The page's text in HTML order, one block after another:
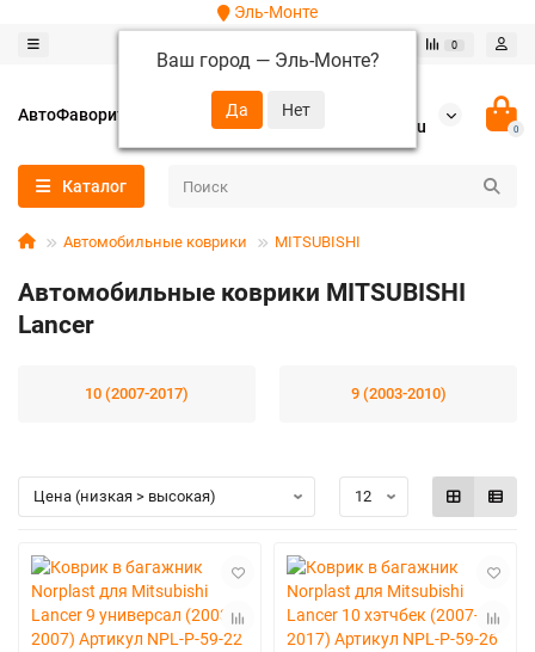
Эль-Монте
Ваш город — Эль-Монте?
0
АвтоФаворит
+7 (952) 288-64-62
autofavorit-spb@yandex.ru
0
Каталог
Автомобильные коврики MITSUBISHI
Автомобильные коврики MITSUBISHI
Lancer
10 (2007-2017) 9 (2003-2010)